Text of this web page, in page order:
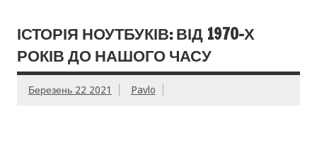
ІСТОРІЯ НОУТБУКІВ: ВІД 1970-Х
РОКІВ ДО НАШОГО ЧАСУ
Березень 22 2021 Pavlo